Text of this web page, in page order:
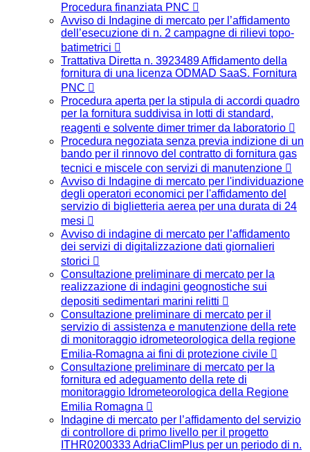
Procedura finanziata PNC
Avviso di Indagine di mercato per l’affidamento
dell’esecuzione di n. 2 campagne di rilievi topo-
batimetrici
Trattativa Diretta n. 3923489 Affidamento della
fornitura di una licenza ODMAD SaaS. Fornitura
PNC
Procedura aperta per la stipula di accordi quadro
per la fornitura suddivisa in lotti di standard,
reagenti e solvente dimer trimer da laboratorio
Procedura negoziata senza previa indizione di un
bando per il rinnovo del contratto di fornitura gas
tecnici e miscele con servizi di manutenzione
Avviso di Indagine di mercato per l'individuazione
degli operatori economici per l'affidamento del
servizio di biglietteria aerea per una durata di 24
mesi
Avviso di indagine di mercato per l’affidamento
dei servizi di digitalizzazione dati giornalieri
storici
Consultazione preliminare di mercato per la
realizzazione di indagini geognostiche sui
depositi sedimentari marini relitti
Consultazione preliminare di mercato per il
servizio di assistenza e manutenzione della rete
di monitoraggio idrometeorologica della regione
Emilia-Romagna ai fini di protezione civile
Consultazione preliminare di mercato per la
fornitura ed adeguamento della rete di
monitoraggio Idrometeorologica della Regione
Emilia Romagna
Indagine di mercato per l’affidamento del servizio
di controllore di primo livello per il progetto
ITHR0200333 AdriaClimPlus per un periodo di n.